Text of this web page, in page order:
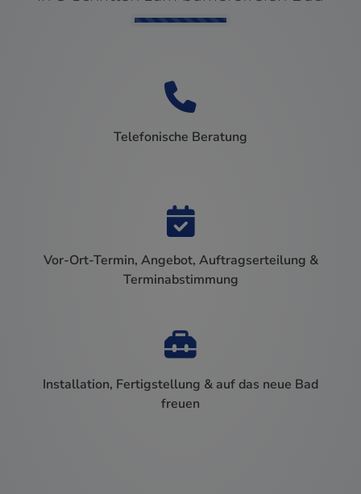
Telefonische Beratung
Vor-Ort-Termin, Angebot, Auftragserteilung &
Terminabstimmung
Installation, Fertigstellung & auf das neue Bad
freuen